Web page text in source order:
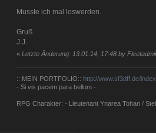
Musste ich mal loswerden.
Gruß
J.J.
« Letzte Änderung: 13.01.14, 17:48 by
:: MEIN PORTFOLIO:: http://www.sf3dff.de/
- Si vis pacem para bellum -
RPG Charakter: - Lieutenant Ynarea Tohan /